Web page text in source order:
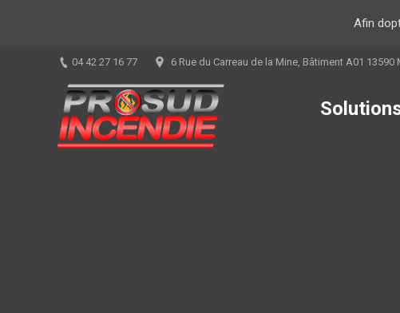
04 42 27 16 77 6 Rue du Carreau de la Mine, Bâtiment A01 13590
Afin